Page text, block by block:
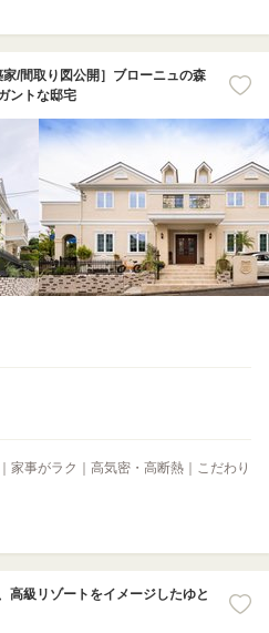
家/間取り図公開］ブローニュの森
ントな邸宅
家事がラク｜高気密・高断熱｜こだわり
高級リゾートをイメージしたゆと